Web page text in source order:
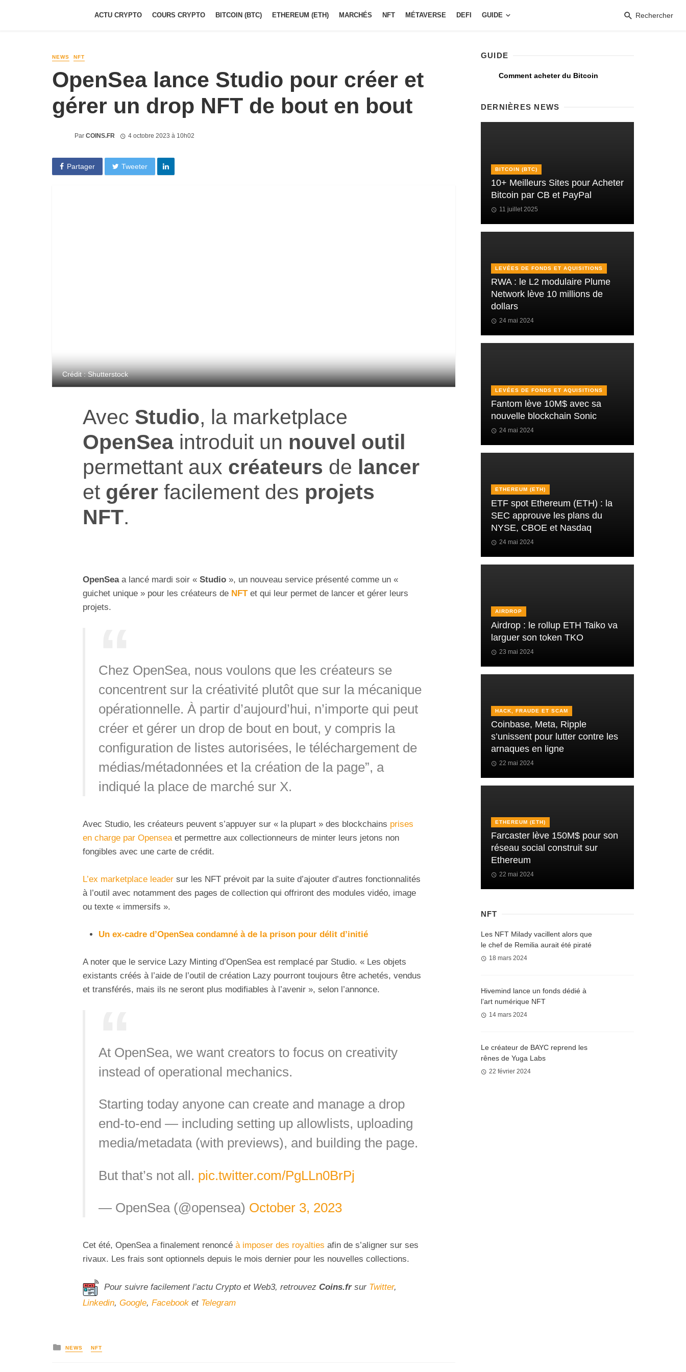
ACTU CRYPTO COURS CRYPTO BITCOIN (BTC) ETHEREUM (ETH) MARCHÉS NFT MÉTAVERSE DEFI GUIDE Rechercher
NEWS NFT
OpenSea lance Studio pour créer et
gérer un drop NFT de bout en bout
Par COINS.FR 4 octobre 2023 à 10h02
Partager Tweeter
Crédit : Shutterstock
Avec Studio, la marketplace
OpenSea introduit un nouvel outil
permettant aux créateurs de lancer
et gérer facilement des projets
NFT.
OpenSeaa lancé mardi soir « Studio », un nouveau service présenté comme un «
guichet unique » pour les créateurs de NFTet qui leur permet de lancer et gérer leurs
projets.
Chez OpenSea, nous voulons que les créateurs se
concentrent sur la créativité plutôt que sur la mécanique
opérationnelle. À partir d’aujourd’hui, n’importe qui peut
créer et gérer un drop de bout en bout, y compris la
configuration de listes autorisées, le téléchargement de
médias/métadonnées et la création de la page”, a
indiqué la place de marché sur X.
Avec Studio, les créateurs peuvent s’appuyer sur « la plupart » des blockchains prises
en charge par Opensea et permettre aux collectionneurs de minter leurs jetons non
fongibles avec une carte de crédit.
L’ex marketplace leader sur les NFT prévoit par la suite d’ajouter d’autres fonctionnalités
à l’outil avec notamment des pages de collection qui offriront des modules vidéo, image
ou texte « immersifs ».
Un ex-cadre d’OpenSea condamné à de la prison pour délit d’initié
A noter que le service Lazy Minting d’OpenSea est remplacé par Studio. « Les objets
existants créés à l’aide de l’outil de création Lazy pourront toujours être achetés, vendus
et transférés, mais ils ne seront plus modifiables à l’avenir », selon l’annonce.
At OpenSea, we want creators to focus on creativity
instead of operational mechanics.
Starting today anyone can create and manage a drop
end-to-end — including setting up allowlists, uploading
media/metadata (with previews), and building the page.
But that’s not all. pic.twitter.com/PgLLn0BrPj
— OpenSea (@opensea) October 3, 2023
Cet été, OpenSea a finalement renoncé à imposer des royalties afin de s’aligner sur ses
rivaux. Les frais sont optionnels depuis le mois dernier pour les nouvelles collections.
Pour suivre facilement l’actu Crypto et Web3, retrouvez Coins.fr sur Twitter,
Linkedin, Google, Facebook et Telegram
NEWS NFT
GUIDE
Comment acheter du Bitcoin
DERNIÈRES NEWS
BITCOIN (BTC)
10+ Meilleurs Sites pour Acheter
Bitcoin par CB et PayPal
11 juillet 2025
LEVÉES DE FONDS ET AQUISITIONS
RWA : le L2 modulaire Plume
Network lève 10 millions de
dollars
24 mai 2024
LEVÉES DE FONDS ET AQUISITIONS
Fantom lève 10M$ avec sa
nouvelle blockchain Sonic
24 mai 2024
ETHEREUM (ETH)
ETF spot Ethereum (ETH) : la
SEC approuve les plans du
NYSE, CBOE et Nasdaq
24 mai 2024
AIRDROP
Airdrop : le rollup ETH Taiko va
larguer son token TKO
23 mai 2024
HACK, FRAUDE ET SCAM
Coinbase, Meta, Ripple
s’unissent pour lutter contre les
arnaques en ligne
22 mai 2024
ETHEREUM (ETH)
Farcaster lève 150M$ pour son
réseau social construit sur
Ethereum
22 mai 2024
NFT
Les NFT Milady vacillent alors que
le chef de Remilia aurait été piraté
18 mars 2024
Hivemind lance un fonds dédié à
l’art numérique NFT
14 mars 2024
Le créateur de BAYC reprend les
rênes de Yuga Labs
22 février 2024